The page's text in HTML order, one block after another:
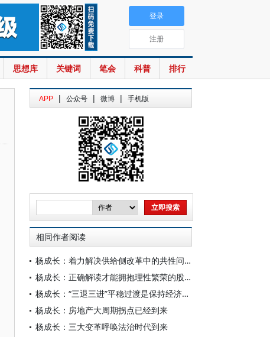
思想库 关键词 笔会 科普 排行
登录
注册
APP | 公众号 | 微博 | 手机版
相同作者阅读
杨成长：着力解决供给侧改革中的共性问题
杨成长：正确解读才能拥抱理性繁荣的股市
杨成长：“三退三进”平稳过渡是保持经济增长关键
杨成长：房地产大周期拐点已经到来
杨成长：三大变革呼唤法治时代到来